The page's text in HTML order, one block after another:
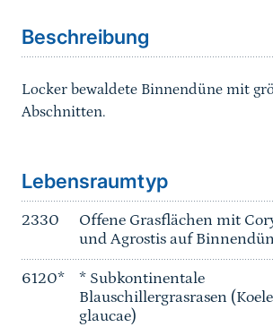
Beschreibung
Locker bewaldete Binnendüne mit
Abschnitten.
Lebensraumtyp
2330
Offene Grasflächen mit
und Agrostis auf
6120*
* Subkontinentale
Blauschillergrasrasen
glaucae)